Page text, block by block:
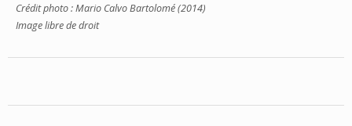
Crédit photo : Mario Calvo Bartolomé (2014)
Image libre de droit